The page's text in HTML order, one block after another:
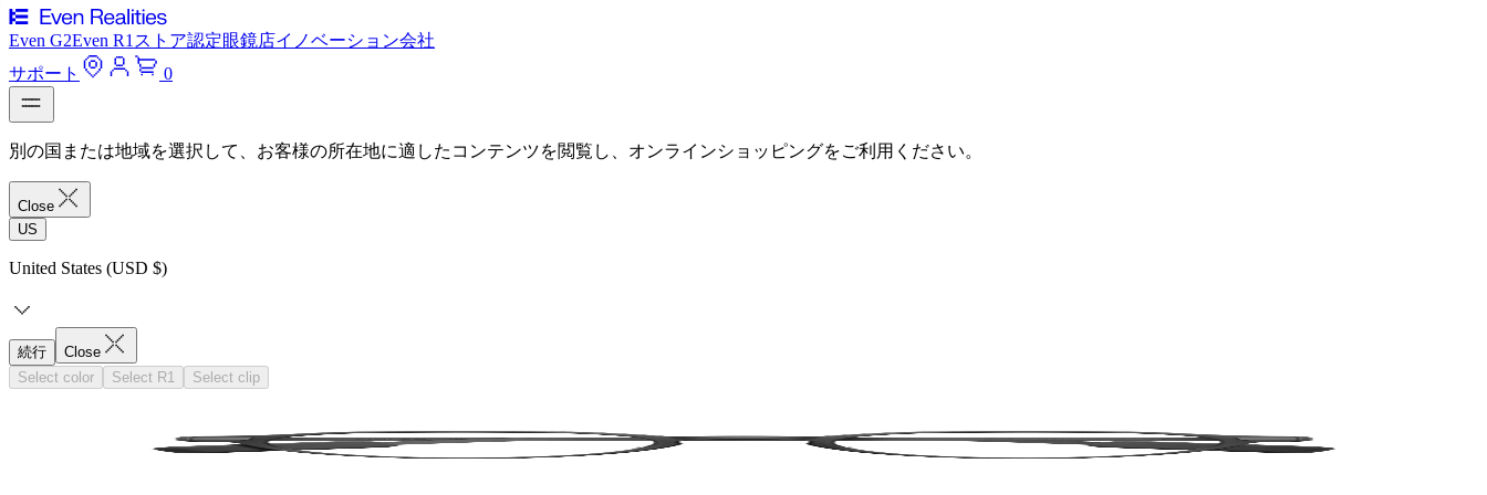
Even G2Even R1 ストア認定眼鏡店イノベーション会社
サポート
0
別の国または地域を選択して、お客様の所在地に適したコンテンツを閲覧し、オンラインショッピングをご利用ください。
Close
US
United States (USD $)
続行
Close
Select color
Select R1 Select clip